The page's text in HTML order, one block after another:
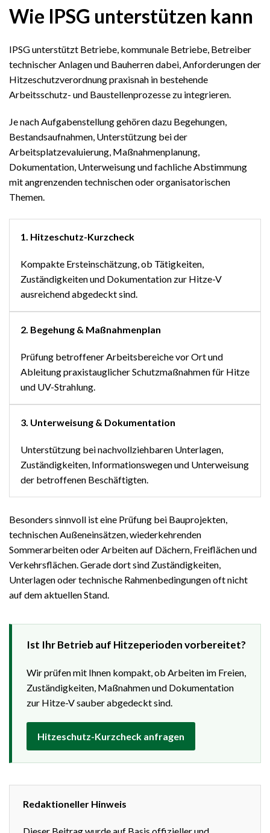
Wie IPSG unterstützen kann
IPSG unterstützt Betriebe, kommunale Betriebe, Betreiber
technischer Anlagen und Bauherren dabei, Anforderungen der
Hitzeschutzverordnung praxisnah in bestehende
Arbeitsschutz- und Baustellenprozesse zu integrieren.
Je nach Aufgabenstellung gehören dazu Begehungen,
Bestandsaufnahmen, Unterstützung bei der
Arbeitsplatzevaluierung, Maßnahmenplanung,
Dokumentation, Unterweisung und fachliche Abstimmung
mit angrenzenden technischen oder organisatorischen
Themen.
1. Hitzeschutz-Kurzcheck
Kompakte Ersteinschätzung, ob Tätigkeiten,
Zuständigkeiten und Dokumentation zur Hitze-V
ausreichend abgedeckt sind.
2. Begehung & Maßnahmenplan
Prüfung betroffener Arbeitsbereiche vor Ort und
Ableitung praxistauglicher Schutzmaßnahmen für Hitze
und UV-Strahlung.
3. Unterweisung & Dokumentation
Unterstützung bei nachvollziehbaren Unterlagen,
Zuständigkeiten, Informationswegen und Unterweisung
der betroffenen Beschäftigten.
Besonders sinnvoll ist eine Prüfung bei Bauprojekten,
technischen Außeneinsätzen, wiederkehrenden
Sommerarbeiten oder Arbeiten auf Dächern, Freiflächen und
Verkehrsflächen. Gerade dort sind Zuständigkeiten,
Unterlagen oder technische Rahmenbedingungen oft nicht
auf dem aktuellen Stand.
Ist Ihr Betrieb auf Hitzeperioden vorbereitet?
Wir prüfen mit Ihnen kompakt, ob Arbeiten im Freien,
Zuständigkeiten, Maßnahmen und Dokumentation
zur Hitze-V sauber abgedeckt sind.
Hitzeschutz-Kurzcheck anfragen
Redaktioneller Hinweis